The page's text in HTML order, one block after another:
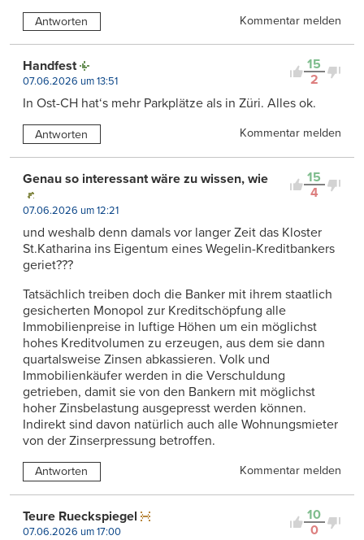
Antworten Kommentar melden
15
2
Handfest
07.06.2026 um 13:51
In Ost-CH hat‘s mehr Parkplätze als in Züri. Alles ok.
Antworten Kommentar melden
15
4
Genau so interessant wäre zu wissen, wie
07.06.2026 um 12:21
und weshalb denn damals vor langer Zeit das Kloster
St.Katharina ins Eigentum eines Wegelin-Kreditbankers
geriet???
Tatsächlich treiben doch die Banker mit ihrem staatlich
gesicherten Monopol zur Kreditschöpfung alle
Immobilienpreise in luftige Höhen um ein möglichst
hohes Kreditvolumen zu erzeugen, aus dem sie dann
quartalsweise Zinsen abkassieren. Volk und
Immobilienkäufer werden in die Verschuldung
getrieben, damit sie von den Bankern mit möglichst
hoher Zinsbelastung ausgepresst werden können.
Indirekt sind davon natürlich auch alle Wohnungsmieter
von der Zinserpressung betroffen.
Antworten Kommentar melden
10
0
Teure Rueckspiegel
07.06.2026 um 17:00